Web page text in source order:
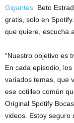
Gigantes Beto
gratis, solo en
que quiere, escucha
“Nuestro objetivo es
En cada episodio,
variados temas, que
ese cotilleo común
Original Spotify
videos. Estoy seguro